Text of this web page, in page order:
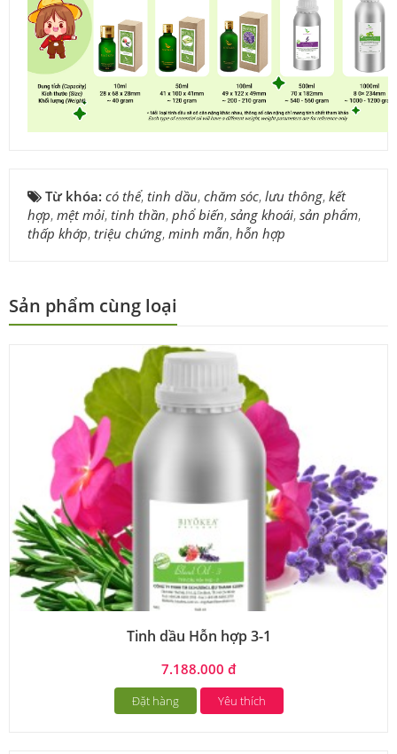
Từ khóa: có thể, tinh dầu, chăm sóc, lưu thông, kết
hợp, mệt mỏi, tinh thần, phổ biến, sảng khoái, sản phẩm,
thấp khớp, triệu chứng, minh mẫn, hỗn hợp
Sản phẩm cùng loại
Tinh dầu Hỗn hợp 3-1
7.188.000 đ
Đặt hàng Yêu thích